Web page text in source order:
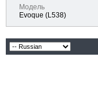
Модель
Evoque (L538)